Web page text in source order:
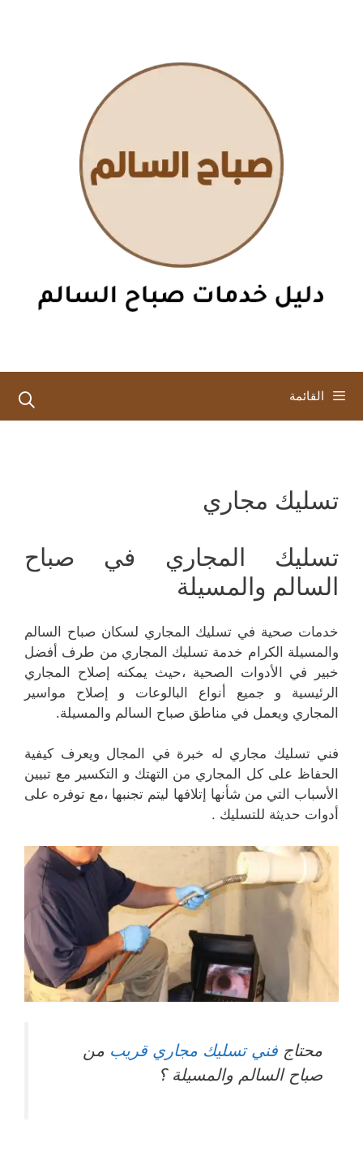
القائمة
تسليك مجاري
تسليك المجاري في صباح
السالم والمسيلة
خدمات صحية في تسليك المجاري لسكان صباح السالم
والمسيلة الكرام خدمة تسليك المجاري من طرف أفضل
خبير في الأدوات الصحية ،حيث يمكنه إصلاح المجاري
الرئيسية و جميع أنواع البالوعات و إصلاح مواسير
المجاري ويعمل في مناطق صباح السالم والمسيلة.
فني تسليك مجاري له خبرة في المجال ويعرف كيفية
الحفاظ على كل المجاري من التهتك و التكسير مع تبيين
الأسباب التي من شأنها إتلافها ليتم تجنبها ،مع توفره على
أدوات حديثة للتسليك .
محتاج فني تسليك مجاري قريب من
صباح السالم والمسيلة ؟